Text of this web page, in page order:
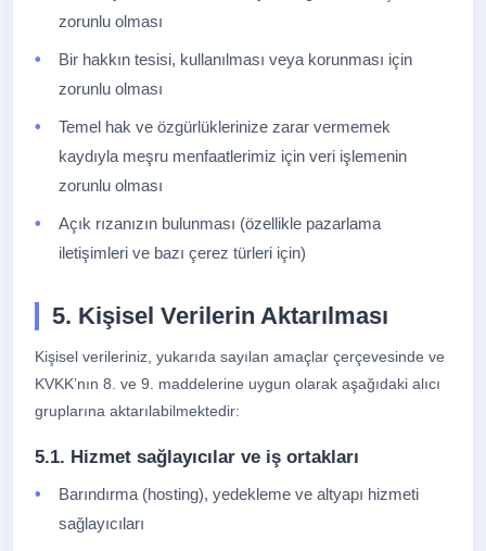
zorunlu olması
Bir hakkın tesisi, kullanılması veya korunması için
zorunlu olması
Temel hak ve özgürlüklerinize zarar vermemek
kaydıyla meşru menfaatlerimiz için veri işlemenin
zorunlu olması
Açık rızanızın bulunması (özellikle pazarlama
iletişimleri ve bazı çerez türleri için)
5. Kişisel Verilerin Aktarılması
Kişisel verileriniz, yukarıda sayılan amaçlar çerçevesinde ve
KVKK’nın 8. ve 9. maddelerine uygun olarak aşağıdaki alıcı
gruplarına aktarılabilmektedir:
5.1. Hizmet sağlayıcılar ve iş ortakları
Barındırma (hosting), yedekleme ve altyapı hizmeti
sağlayıcıları